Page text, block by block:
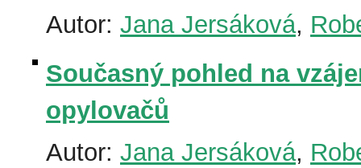
Autor: Jana Jersáková,
Současný pohled na
opylovačů
Autor: Jana Jersáková,